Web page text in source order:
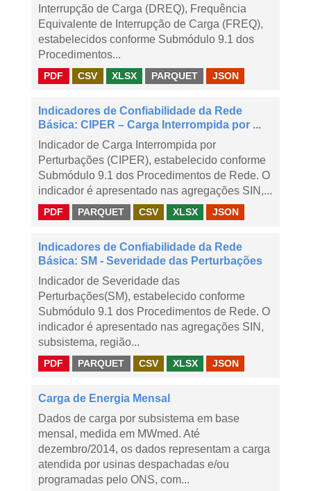
Interrupção de Carga (DREQ), Frequência
Equivalente de Interrupção de Carga (FREQ),
estabelecidos conforme Submódulo 9.1 dos
Procedimentos...
PDF CSV XLSX PARQUET JSON
Indicadores de Confiabilidade da Rede
Básica: CIPER – Carga Interrompida por ...
Indicador de Carga Interrompida por
Perturbações (CIPER), estabelecido conforme
Submódulo 9.1 dos Procedimentos de Rede. O
indicador é apresentado nas agregações SIN,...
PDF PARQUET CSV XLSX JSON
Indicadores de Confiabilidade da Rede
Básica: SM - Severidade das Perturbações
Indicador de Severidade das
Perturbações(SM), estabelecido conforme
Submódulo 9.1 dos Procedimentos de Rede. O
indicador é apresentado nas agregações SIN,
subsistema, região...
PDF PARQUET CSV XLSX JSON
Carga de Energia Mensal
Dados de carga por subsistema em base
mensal, medida em MWmed. Até
dezembro/2014, os dados representam a carga
atendida por usinas despachadas e/ou
programadas pelo ONS, com...